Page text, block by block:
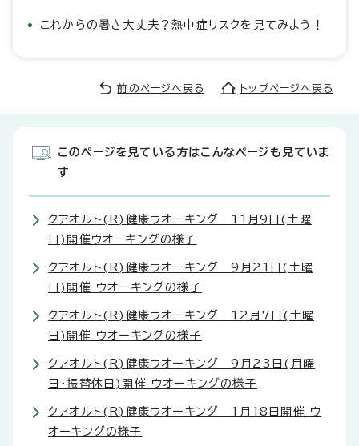
これからの暑さ大丈夫？熱中症リスクを見てみよう！
前のページへ戻る トップページへ戻る
このページを見ている方はこんなページも見ていま
す
クアオルト(R)健康ウオーキング 11月9日(土曜
日)開催ウオーキングの様子
クアオルト(R)健康ウオーキング 9月21日(土曜
日)開催 ウオーキングの様子
クアオルト(R)健康ウオーキング 12月7日(土曜
日)開催 ウオーキングの様子
クアオルト(R)健康ウオーキング 9月23日(月曜
日・振替休日)開催 ウオーキングの様子
クアオルト(R)健康ウオーキング 1月18日開催 ウ
オーキングの様子